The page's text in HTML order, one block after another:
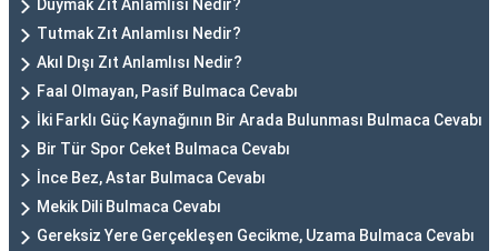
Duymak Zıt Anlamlısı Nedir?
Tutmak Zıt Anlamlısı Nedir?
Akıl Dışı Zıt Anlamlısı Nedir?
Faal Olmayan, Pasif Bulmaca Cevabı
İki Farklı Güç Kaynağının Bir Arada Bulunması Bulmaca Cevabı
Bir Tür Spor Ceket Bulmaca Cevabı
İnce Bez, Astar Bulmaca Cevabı
Mekik Dili Bulmaca Cevabı
Gereksiz Yere Gerçekleşen Gecikme, Uzama Bulmaca Cevabı